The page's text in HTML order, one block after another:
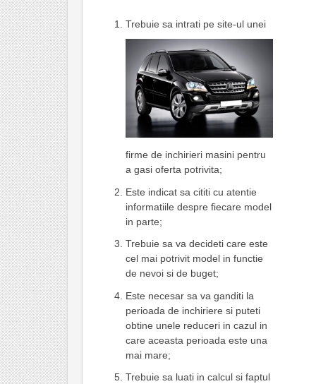
Trebuie sa intrati pe site-ul unei
firme de inchirieri masini pentru
a gasi oferta potrivita;
Este indicat sa cititi cu atentie
informatiile despre fiecare model
in parte;
Trebuie sa va decideti care este
cel mai potrivit model in functie
de nevoi si de buget;
Este necesar sa va ganditi la
perioada de inchiriere si puteti
obtine unele reduceri in cazul in
care aceasta perioada este una
mai mare;
Trebuie sa luati in calcul si faptul